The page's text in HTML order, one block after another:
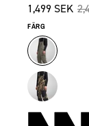
1,499 SEK
FÄRG